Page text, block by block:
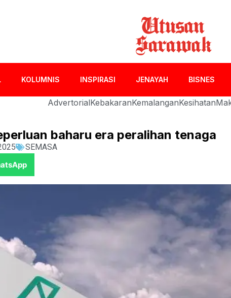
KOLUMNIS INSPIRASI JENAYAH BISNES
AdvertorialKebakaranKemalanganKesihatan
baharu era peralihan tenaga
SEMASA